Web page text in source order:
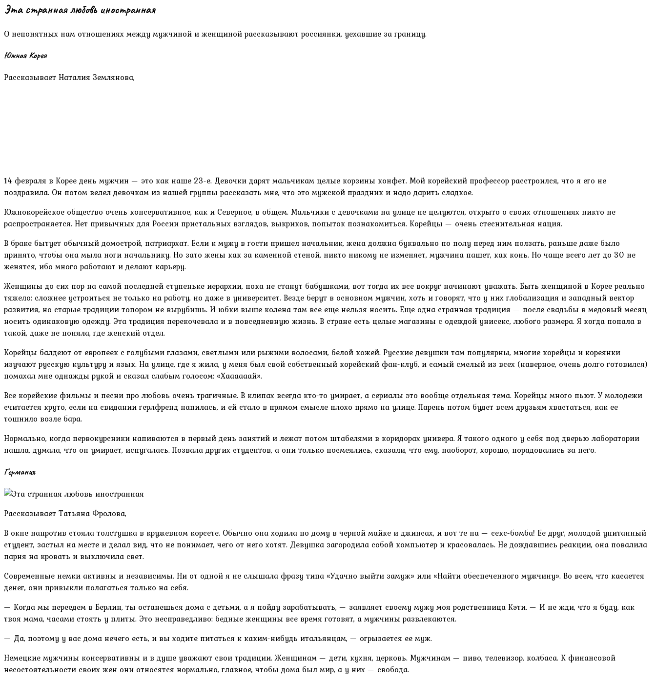
Эта странная любовь иностранная
О непонятных нам отношениях между мужчиной и женщиной рассказывают россиянки, уехавшие за границу.
Южная Корея
Рассказывает Наталия Землянова,
14 февраля в Корее день мужчин — это как наше 23-е. Девочки дарят мальчикам целые корзины конфет. Мой корейский профессор расстроился, что я его не
поздравила. Он потом велел девочкам из нашей группы рассказать мне, что это мужской праздник и надо дарить сладкое.
Южнокорейское общество очень консервативное, как и Северное, в общем. Мальчики с девочками на улице не целуются, открыто о своих отношениях никто не
распространяется. Нет привычных для России пристальных взглядов, выкриков, попыток познакомиться. Корейцы — очень стеснительная нация.
В браке бытует обычный домострой, патриархат. Если к мужу в гости пришел начальник, жена должна буквально по полу перед ним ползать, раньше даже было
принято, чтобы она мыла ноги начальнику. Но зато жены как за каменной стеной, никто никому не изменяет, мужчина пашет, как конь. Но чаще всего лет до 30 не
женятся, ибо много работают и делают карьеру.
Женщины до сих пор на самой последней ступеньке иерархии, пока не станут бабушками, вот тогда их все вокруг начинают уважать. Быть женщиной в Корее реально
тяжело: сложнее устроиться не только на работу, но даже в университет. Везде берут в основном мужчин, хоть и говорят, что у них глобализация и западный вектор
развития, но старые традиции топором не вырубишь. И юбки выше колена там все еще нельзя носить. Еще одна странная традиция — после свадьбы в медовый месяц
носить одинаковую одежду. Эта традиция перекочевала и в повседневную жизнь. В стране есть целые магазины с одеждой унисекс, любого размера. Я когда попала в
такой, даже не поняла, где женский отдел.
Корейцы балдеют от европеек с голубыми глазами, светлыми или рыжими волосами, белой кожей. Русские девушки там популярны, многие корейцы и кореянки
изучают русскую культуру и язык. На улице, где я жила, у меня был свой собственный корейский фан-клуб, и самый смелый из всех (наверное, очень долго готовился)
помахал мне однажды рукой и сказал слабым голосом: «Хаааааай».
Все корейские фильмы и песни про любовь очень трагичные. В клипах всегда кто-то умирает, а сериалы это вообще отдельная тема. Корейцы много пьют. У молодежи
считается круто, если на свидании герлфренд напилась, и ей стало в прямом смысле плохо прямо на улице. Парень потом будет всем друзьям хвастаться, как ее
тошнило возле бара.
Нормально, когда первокурсники напиваются в первый день занятий и лежат потом штабелями в коридорах универа. Я такого одного у себя под дверью лаборатории
нашла, думала, что он умирает, испугалась. Позвала других студентов, а они только посмеялись, сказали, что ему, наоборот, хорошо, порадовались за него.
Германия
Рассказывает Татьяна Фролова,
В окне напротив стояла толстушка в кружевном корсете. Обычно она ходила по дому в черной майке и джинсах, и вот те на — секс-бомба! Ее друг, молодой упитанный
студент, застыл на месте и делал вид, что не понимает, чего от него хотят. Девушка загородила собой компьютер и красовалась. Не дождавшись реакции, она повалила
парня на кровать и выключила свет.
Современные немки активны и независимы. Ни от одной я не слышала фразу типа «Удачно выйти замуж» или «Найти обеспеченного мужчину». Во всем, что касается
денег, они привыкли полагаться только на себя.
— Когда мы переедем в Берлин, ты останешься дома с детьми, а я пойду зарабатывать, — заявляет своему мужу моя родственница Кэти. — И не жди, что я буду, как
твоя мама, часами стоять у плиты. Это несправедливо: бедные женщины все время готовят, а мужчины развлекаются.
— Да, поэтому у вас дома нечего есть, и вы ходите питаться к каким-нибудь итальянцам, — огрызается ее муж.
Немецкие мужчины консервативны и в душе уважают свои традиции. Женщинам — дети, кухня, церковь. Мужчинам — пиво, телевизор, колбаса. К финансовой
несостоятельности своих жен они относятся нормально, главное, чтобы дома был мир, а у них — свобода.